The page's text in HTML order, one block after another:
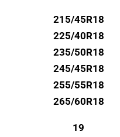
215/45R18
225/40R18
235/50R18
245/45R18
255/55R18
265/60R18
19